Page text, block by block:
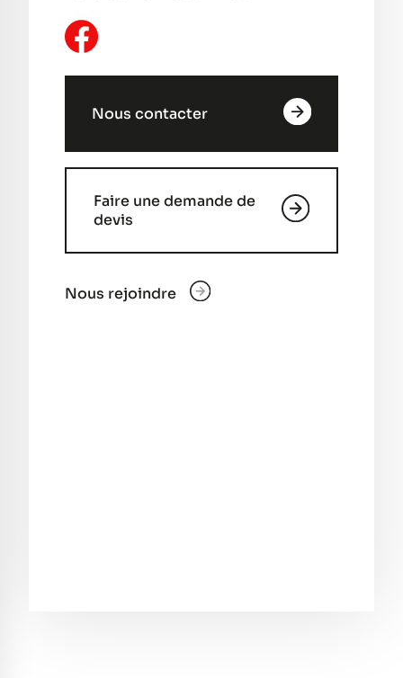
Nous contacter
Faire une demande de
devis
Nous rejoindre